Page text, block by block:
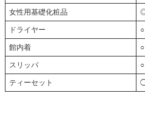
女性用基礎化粧品
ドライヤー ○
館内着 ○
スリッパ ○
ティーセット